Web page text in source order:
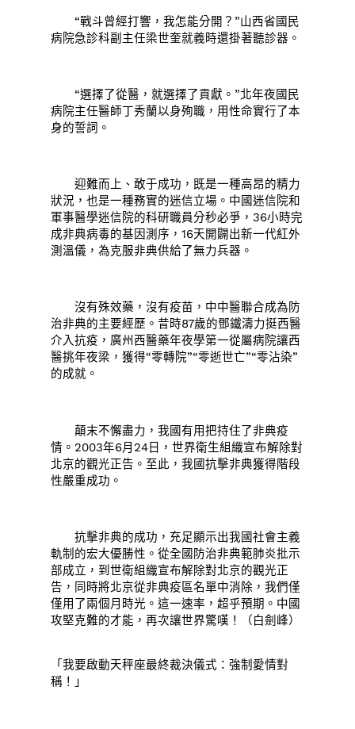
“戰斗曾經打響，我怎能分開？”山西省國民
病院急診科副主任梁世奎就義時還掛著聽診器。
“選擇了從醫，就選擇了貢獻。”北年夜國民
病院主任醫師丁秀蘭以身殉職，用性命實行了本
身的誓詞。
迎難而上、敢于成功，既是一種高昂的精力
狀況，也是一種務實的迷信立場。中國迷信院和
軍事醫學迷信院的科研職員分秒必爭，36小時完
成非典病毒的基因測序，16天開闢出新一代紅外
測溫儀，為克服非典供給了無力兵器。
沒有殊效藥，沒有疫苗，中中醫聯合成為防
治非典的主要經歷。昔時87歲的鄧鐵濤力挺西醫
介入抗疫，廣州西醫藥年夜學第一從屬病院讓西
醫挑年夜梁，獲得“零轉院”“零逝世亡”“零沾染”
的成就。
顛末不懈盡力，我國有用把持住了非典疫
情。2003年6月24日，世界衛生組織宣布解除對
北京的觀光正告。至此，我國抗擊非典獲得階段
性嚴重成功。
抗擊非典的成功，充足顯示出我國社會主義
軌制的宏大優勝性。從全國防治非典範肺炎批示
部成立，到世衛組織宣布解除對北京的觀光正
告，同時將北京從非典疫區名單中消除，我們僅
僅用了兩個月時光。這一速率，超乎預期。中國
攻堅克難的才能，再次讓世界驚嘆！（白劍峰）
「我要啟動天秤座最終裁決儀式：強制愛情對
稱！」